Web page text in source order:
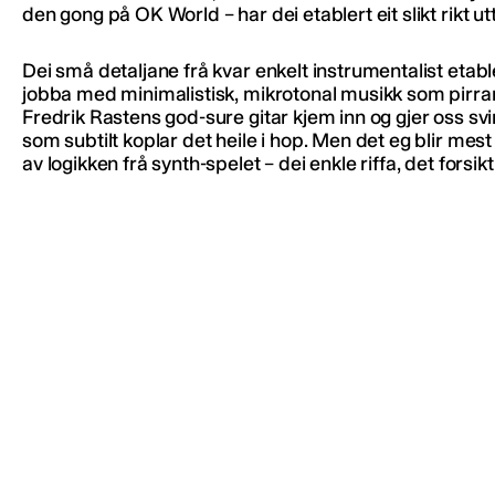
den gong på OK World – har dei etablert eit slikt rikt
Dei små detaljane frå kvar enkelt instrumentalist
jobba med minimalistisk, mikrotonal musikk som
Fredrik Rastens god-sure gitar kjem inn og gjer oss
som subtilt koplar det heile i hop. Men det eg blir
av logikken frå synth-spelet – dei enkle riffa, det